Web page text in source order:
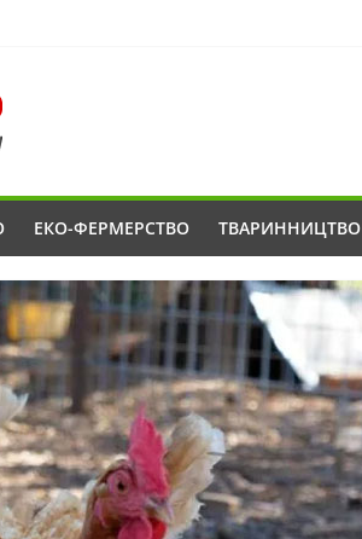
ЕКО-ФЕРМЕРСТВО ТВАРИННИЦТВО